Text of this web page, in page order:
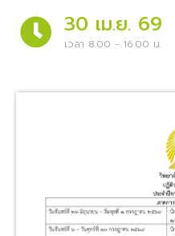
30 เม.ย. 69
เวลา 8.00 - 16.00 น.